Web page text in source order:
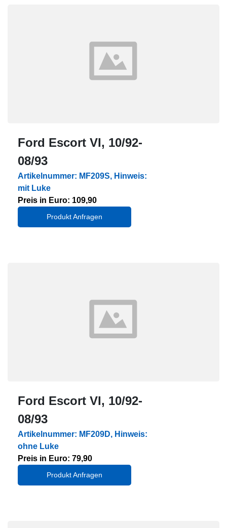
Ford Escort VI, 10/92-
08/93
Artikelnummer: MF209S, Hinweis:
mit Luke
Preis in Euro: 109,90
Produkt Anfragen
Ford Escort VI, 10/92-
08/93
Artikelnummer: MF209D, Hinweis:
ohne Luke
Preis in Euro: 79,90
Produkt Anfragen